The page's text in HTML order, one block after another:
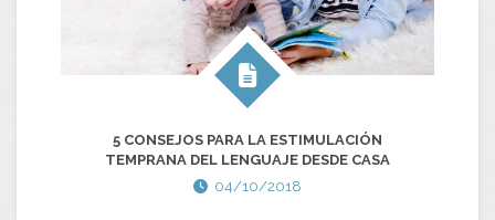
5 CONSEJOS PARA LA ESTIMULACIÓN
TEMPRANA DEL LENGUAJE DESDE CASA
04/10/2018